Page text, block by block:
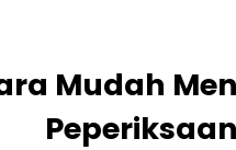
Mudah